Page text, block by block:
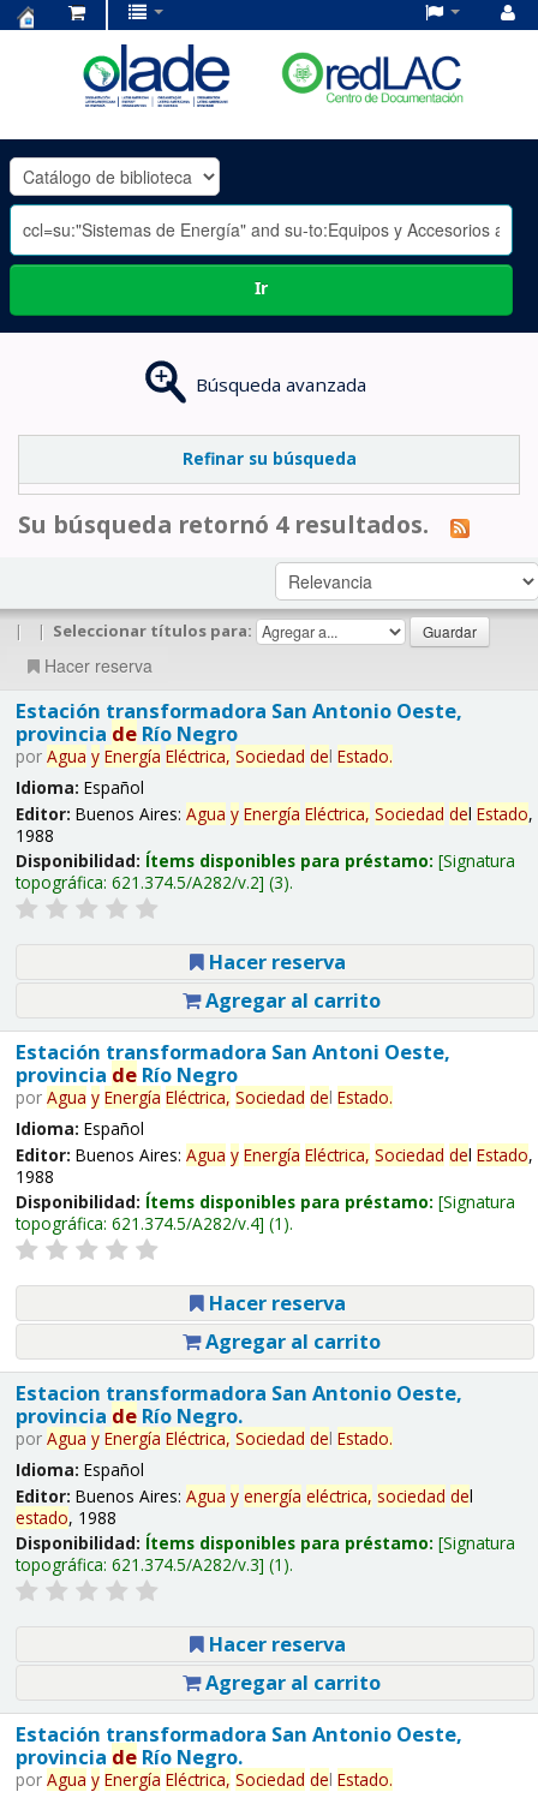
OLADE
-
Ir
Búsqueda avanzada
Refinar su búsqueda
Su búsqueda retornó 4 resultados.
| | Seleccionar títulos para:
Hacer reserva
Estación transformadora San Antonio Oeste,
provincia deRío Negro
por Agua y Energía Eléctrica, Sociedad del Estado.
Idioma: Español
Editor: Buenos Aires: Agua y Energía Eléctrica, Sociedad del Estado,
1988
Disponibilidad: Ítems disponibles para préstamo: Signatura
topográfica: 621.374.5/A282/v.2 (3).
Hacer reserva
Agregar al carrito
Estación transformadora San Antoni Oeste,
provincia deRío Negro
por Agua y Energía Eléctrica, Sociedad del Estado.
Idioma: Español
Editor: Buenos Aires: Agua y Energía Eléctrica, Sociedad del Estado,
1988
Disponibilidad: Ítems disponibles para préstamo: Signatura
topográfica: 621.374.5/A282/v.4 (1).
Hacer reserva
Agregar al carrito
Estacion transformadora San Antonio Oeste,
provincia deRío Negro.
por Agua y Energía Eléctrica, Sociedad del Estado.
Idioma: Español
Editor: Buenos Aires: Agua y energía eléctrica, sociedad del
estado, 1988
Disponibilidad: Ítems disponibles para préstamo: Signatura
topográfica: 621.374.5/A282/v.3 (1).
Hacer reserva
Agregar al carrito
Estación transformadora San Antonio Oeste,
provincia deRío Negro.
por Agua y Energía Eléctrica, Sociedad del Estado.